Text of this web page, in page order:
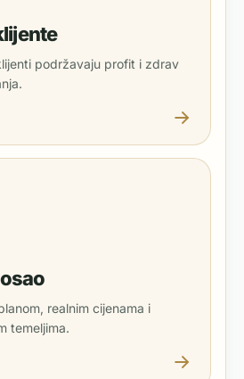
podržavaju profit i zdrav
realnim cijenama i
temeljima.